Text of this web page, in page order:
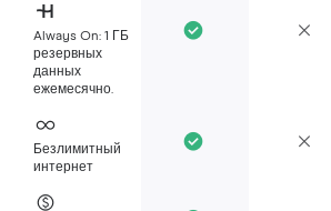
Always On: 1 ГБ
резервных
данных
ежемесячно.
Безлимитный
интернет